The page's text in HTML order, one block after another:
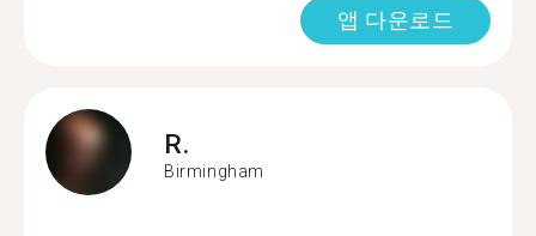
앱 다운로드
R.
Birmingham